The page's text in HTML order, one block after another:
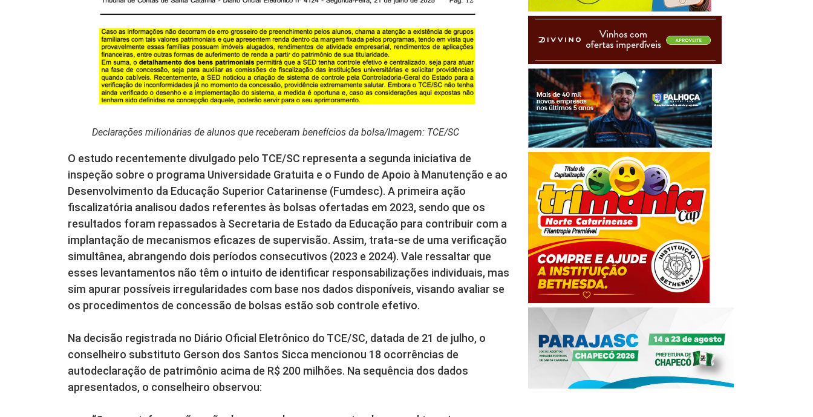
Declarações milionárias de alunos que receberam benefícios da bolsa/Imagem: TCE/SC
O estudo recentemente divulgado pelo TCE/SC representa a segunda iniciativa de
inspeção sobre o programa Universidade Gratuita e o Fundo de Apoio à Manutenção e ao
Desenvolvimento da Educação Superior Catarinense (Fumdesc). A primeira ação
fiscalizatória analisou dados referentes às bolsas ofertadas em 2023, sendo que os
resultados foram repassados à Secretaria de Estado da Educação para contribuir com a
implantação de mecanismos eficazes de supervisão. Assim, trata-se de uma verificação
simultânea, abrangendo dois períodos consecutivos (2023 e 2024). Vale ressaltar que
esses levantamentos não têm o intuito de identificar responsabilizações individuais, mas
sim apurar possíveis irregularidades com base nos dados disponíveis, visando avaliar se
os procedimentos de concessão de bolsas estão sob controle efetivo.
Na decisão registrada no Diário Oficial Eletrônico do TCE/SC, datada de 21 de julho, o
conselheiro substituto Gerson dos Santos Sicca mencionou 18 ocorrências de
autodeclaração de patrimônio acima de R$ 200 milhões. Na sequência dos dados
apresentados, o conselheiro observou: